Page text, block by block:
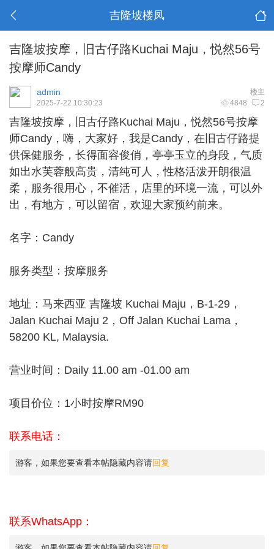
吉隆坡楼凤
吉隆坡按摩，旧古仔路Kuchai Maju，悦然56号
按摩师Candy
楼主
admin
4848 2
2025-7-22 10:30:23
吉隆坡按摩 ，旧古仔路Kuchai Maju，悦然56号按摩
师Candy，嗨，大家好，我是Candy，在旧古仔路提
供保健服务，长得面容俊俏，亭亭玉立的身段，气质
如出水芙蓉般高贵，清纯可人，性格活泼开朗很温
柔，服务很用心，不催活，店里的环境一流，可以外
出，有地方，可以留宿，欢迎大家预约前来。
名字：Candy
服务类型：按摩服务
地址：马来西亚 吉隆坡 Kuchai Maju，B-1-29，
Jalan Kuchai Maju 2，Off Jalan Kuchai Lama，
58200 KL, Malaysia.
营业时间：Daily 11.00 am -01.00 am
项目价位：1小时按摩RM90
联系电话：
游客，如果您要查看本帖隐藏内容请回复
联系WhatsApp：